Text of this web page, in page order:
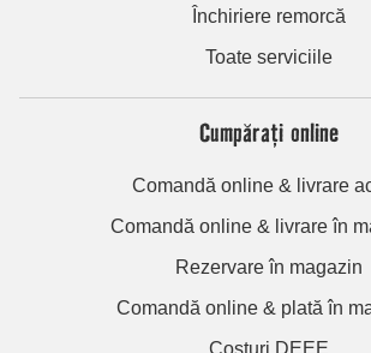
Închiriere remorcă
Toate serviciile
Cumpărați online
Comandă online & livrare
Comandă online & livrare în
Rezervare în magazin
Comandă online & plată în
Costuri DEEE